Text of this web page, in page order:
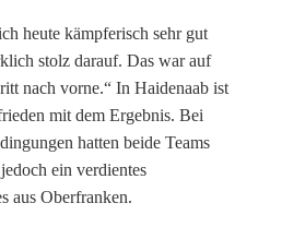
heute kämpferisch sehr gut
stolz darauf. Das war auf
nach vorne.“ In Haidenaab ist
mit dem Ergebnis. Bei
hatten beide Teams
ein verdientes
aus Oberfranken.